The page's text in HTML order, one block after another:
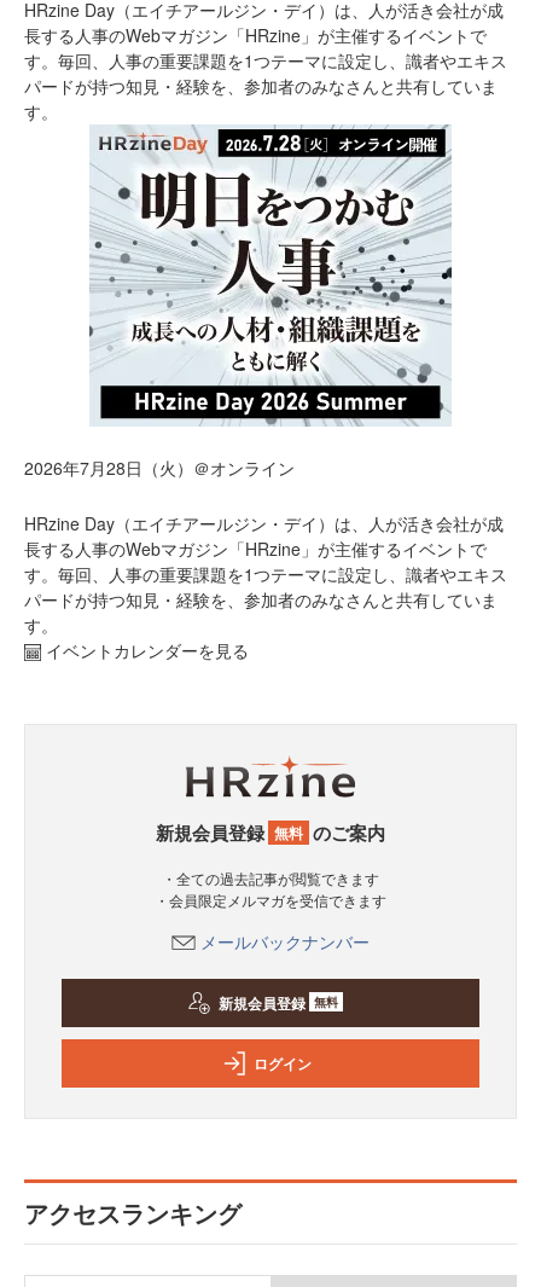
HRzine Day（エイチアールジン・デイ）は、人が活き会社が成
長する人事のWebマガジン「HRzine」が主催するイベントで
す。毎回、人事の重要課題を1つテーマに設定し、識者やエキス
パードが持つ知見・経験を、参加者のみなさんと共有していま
す。
2026年7月28日（火）＠オンライン
HRzine Day（エイチアールジン・デイ）は、人が活き会社が成
長する人事のWebマガジン「HRzine」が主催するイベントで
す。毎回、人事の重要課題を1つテーマに設定し、識者やエキス
パードが持つ知見・経験を、参加者のみなさんと共有していま
す。
イベントカレンダーを見る
新規会員登録 無料 のご案内
・全ての過去記事が閲覧できます
・会員限定メルマガを受信できます
メールバックナンバー
新規会員登録 無料
ログイン
アクセスランキング